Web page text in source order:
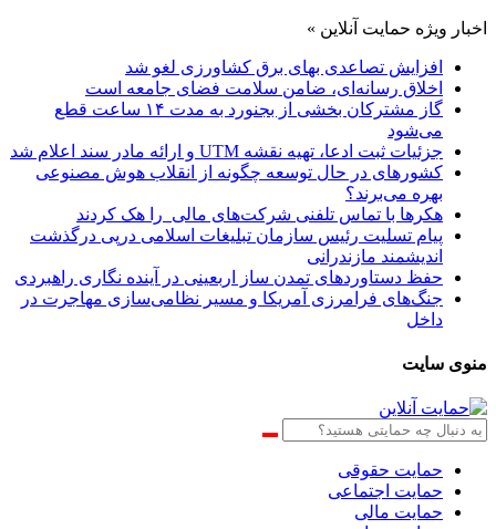
اخبار ویژه حمایت آنلاین »
افزایش تصاعدی بهای برق کشاورزی لغو شد
اخلاق رسانه‌ای، ضامن سلامت فضای جامعه است
گاز مشترکان بخشی از بجنورد به مدت ۱۴ ساعت قطع
می‌شود
جزئیات ثبت ادعا، تهیه نقشه UTM و ارائه مادر سند اعلام شد
کشورهای در حال توسعه چگونه از انقلاب هوش مصنوعی
بهره می‌برند؟
هکرها با تماس تلفنی شرکت‌های مالی را هک کردند
پیام تسلیت رئیس سازمان تبلیغات اسلامی درپی درگذشت
اندیشمند مازندرانی
حفظ دستاوردهای تمدن ساز اربعینی در آینده نگاری راهبردی
جنگ‌های فرامرزی آمریکا و مسیر نظامی‌سازی مهاجرت در
داخل
منوی سایت
حمایت حقوقی
حمایت اجتماعی
حمایت مالی